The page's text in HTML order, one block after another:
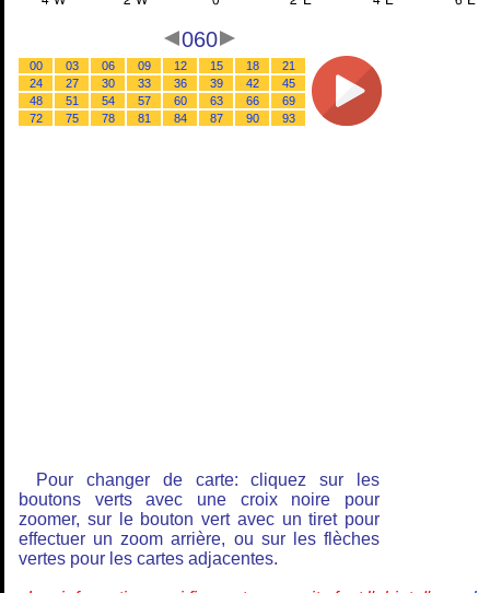
060
00 03 06 09 12 15 18
21
24
27 30 33 36 39 42
45
48
51 54 57 60 63 66
69
72
75 78 81 84 87 90 93
Pour changer de carte: cliquez sur les
boutons verts avec une croix noire pour
zoomer, sur le bouton vert avec un tiret pour
effectuer un zoom arrière, ou sur les flèches
vertes pour les cartes adjacentes.